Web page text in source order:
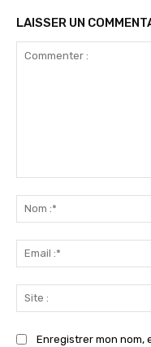
LAISSER UN
Enregistrer mon nom,